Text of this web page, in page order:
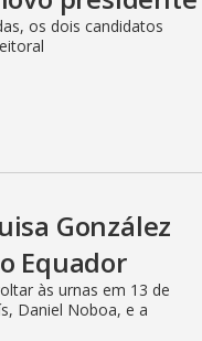
os dois candidatos
González
Equador
às urnas em 13 de
Daniel Noboa, e a